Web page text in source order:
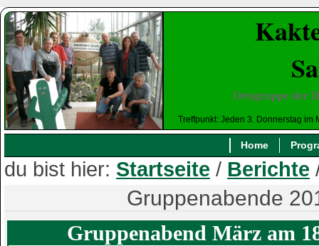
Ortsgruppe der
Treffpunkt: Jeden 3. Donnerstag im
Home
du bist hier: Startseite / Berichte
Gruppenabende
Gruppenabend März am